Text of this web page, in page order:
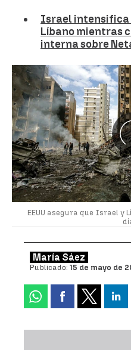
Israel intensifica
Líbano mientras
interna sobre
EEUU asegura que Israel y
María Sáez
Publicado: 15 de mayo de